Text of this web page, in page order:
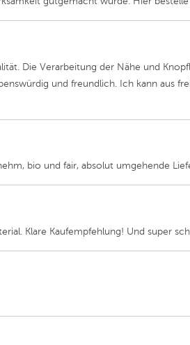
Die Verarbeitung der Nähe und
und freundlich. Ich kann aus
bio und fair, absolut umgehende
Klare Kaufempfehlung! Und super